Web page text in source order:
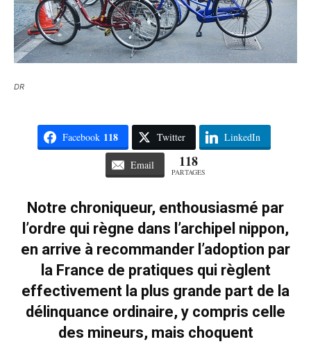
DR
Facebook 118 Twitter LinkedIn
Email 118
PARTAGES
Notre chroniqueur, enthousiasmé par
l’ordre qui règne dans l’archipel nippon,
en arrive à recommander l’adoption par
la France de pratiques qui règlent
effectivement la plus grande part de la
délinquance ordinaire, y compris celle
des mineurs, mais choquent